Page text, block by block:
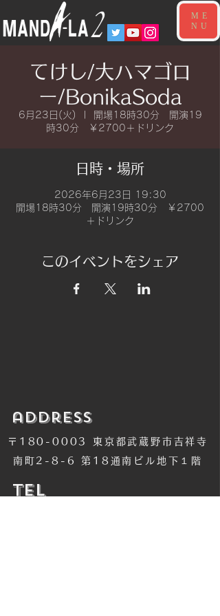
ME
NU
てけし/大ハマゴロ
ー/BonikaSoda
6月23日(火)
開場18時30分 開演19
時30分 ￥2700＋ドリンク
日時・場所
2026年6月23日 19:30
開場18時30分 開演19時30分 ￥2700
＋ドリンク
このイベントをシェア
​address
〒180-0003 東京都武蔵野市吉祥寺
南町2-8-6 第18通南ビル地下１階
​TEL